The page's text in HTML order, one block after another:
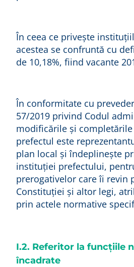
În ceea ce priveşte
acestea se confruntă cu
de 10,18%, fiind vacante
În conformitate cu
57/2019 privind Codul
modificările şi
prefectul este
plan local şi îndeplineşte
instituţiei prefectului,
prerogativelor care îi revin
Constituţiei şi altor legi,
prin actele normative
I.2. Referitor la funcțiile
încadrate